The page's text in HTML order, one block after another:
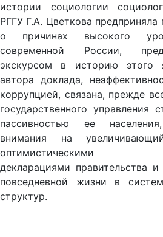
истории социологии
РГГУ Г.А. Цветкова
о причинах высокого
современной России,
экскурсом в историю этого
автора доклада,
коррупцией, связана, прежде
государственного управления
пассивностью ее
внимания на
оптимистическими
декларациями правительства
повседневной жизни в
структур.